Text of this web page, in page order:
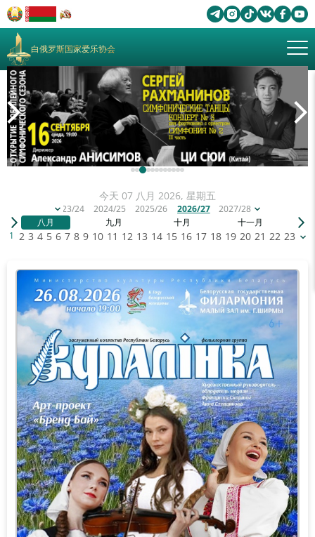
白俄罗斯国家爱乐协会
2023/24 2024/25 2025/26 2026/27 2027/28
今天 07 八月 2026, 星期五
八月 九月 十月 十一月
1 2 3 4 5 6 7 8 9 10 11 12 13 14 15 16 17 18 19 20 21 22 23 24